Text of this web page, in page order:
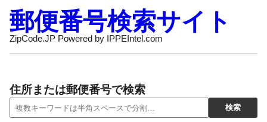
郵便番号検索サイト
ZipCode.JP Powered by IPPEIntel.com
住所または郵便番号で検索